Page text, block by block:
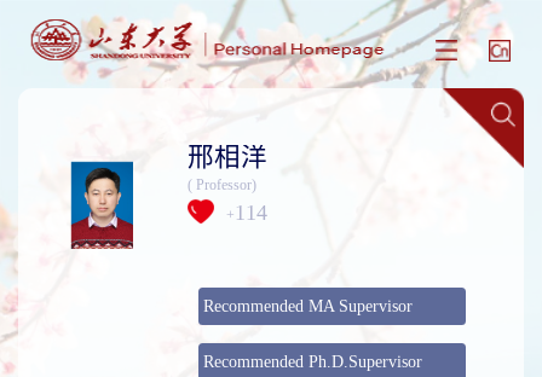
邢相洋
( Professor)
+ 114
Recommended MA Supervisor
Recommended Ph.D.Supervisor